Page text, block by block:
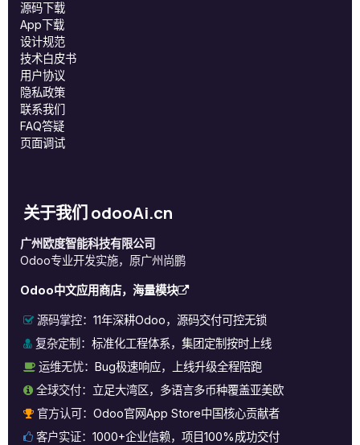
源码下载
App下载
设计规范
技术白皮书
用户协议
‎隐私政策‎
联系我们
FAQ答疑
页面调试
关于我们 odooAi.cn
广州欧度智能科技有限公司
Odoo专业开发实施，原广州尚鹏
Odoo中文应用商店，海量模块
源码掌控： 11年深耕Odoo，源码交付可控无锁
复杂定制： 标准化工程体系，集团定制按时上线
运维无忧： Bug极速响应，上线升级全程陪跑
全球交付： 立足大湾区，多语言多币种覆盖亚美欧
官方认可： Odoo官网App Store中国核心贡献者
客户实证： 1000+企业信赖，项目100%成功交付